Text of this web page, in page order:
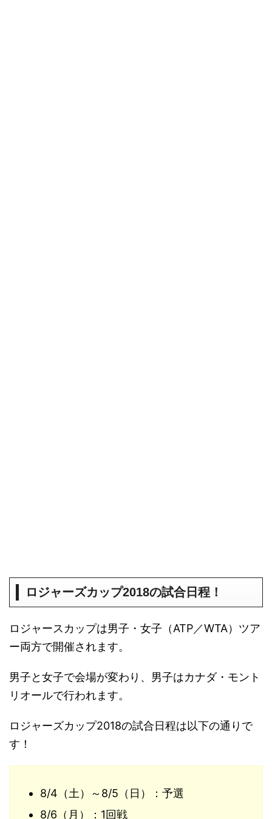
ロジャーズカップ2018の試合日程！
ロジャースカップは男子・女子（ATP／WTA）ツア
ー両方で開催されます。
男子と女子で会場が変わり、男子はカナダ・モント
リオールで行われます。
ロジャーズカップ2018の試合日程は以下の通りで
す！
8/4（土）～8/5（日）：予選
8/6（月）：1回戦